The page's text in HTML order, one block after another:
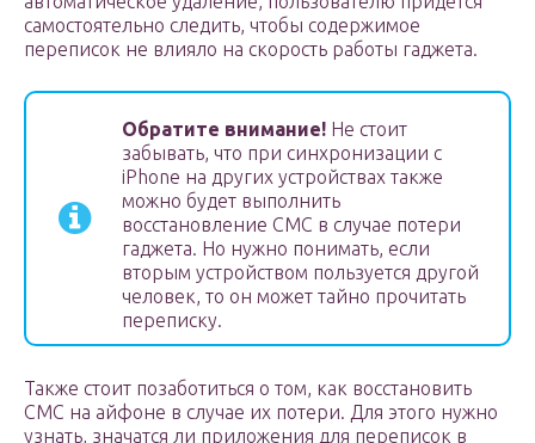
самостоятельно следить, чтобы содержимое
переписок не влияло на скорость работы гаджета.
Обратите внимание! Не стоит
забывать, что при синхронизации с
iPhone на других устройствах также
можно будет выполнить
восстановление СМС в случае потери
гаджета. Но нужно понимать, если
вторым устройством пользуется другой
человек, то он может тайно прочитать
переписку.
Также стоит позаботиться о том, как восстановить
СМС на айфоне в случае их потери. Для этого нужно
узнать, значатся ли приложения для переписок в